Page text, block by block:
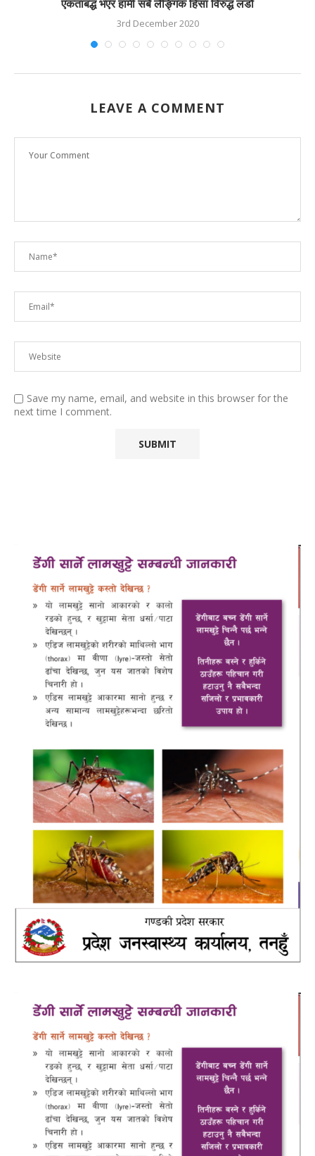
एकताबद्ध भएर हामी सबै लैङ्गिक हिंसा विरुद्ध लडौं
3rd December 2020
LEAVE A COMMENT
Save my name, email, and website in this browser for the
next time I comment.